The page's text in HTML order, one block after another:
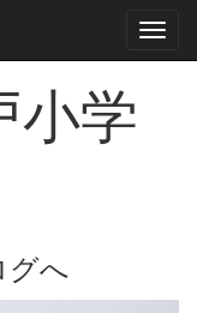
小学
グへ